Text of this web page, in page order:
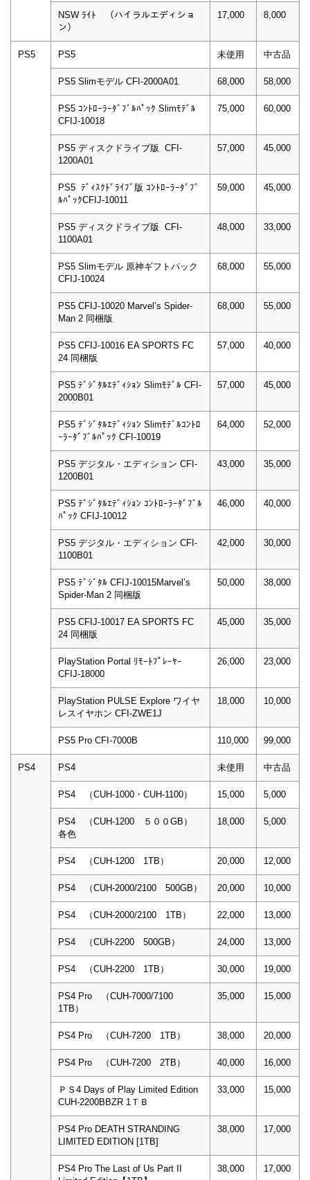
NSW ﾗｲﾄ （ハイラルエディショ
ン）
17,000 8,000
PS5 PS5 未使用 中古品
PS5 Slimモデル CFI-2000A01 68,000 58,000
PS5 ｺﾝﾄﾛｰﾗｰﾀﾞﾌﾞﾙﾊﾟｯｸ Slimﾓﾃﾞﾙ
CFIJ-10018
75,000 60,000
PS5 ディスクドライブ版 CFI-
1200A01
57,000 45,000
PS5 ﾃﾞｨｽｸﾄﾞﾗｲﾌﾞ版 ｺﾝﾄﾛｰﾗｰﾀﾞﾌﾞ
ﾙﾊﾟｯｸCFIJ-10011
59,000 45,000
PS5 ディスクドライブ版 CFI-
1100A01
48,000 33,000
PS5 Slimモデル 原神ギフトパック
CFIJ-10024
68,000 55,000
PS5 CFIJ-10020 Marvel’s Spider-
Man 2 同梱版
68,000 55,000
PS5 CFIJ-10016 EA SPORTS FC
24 同梱版
57,000 40,000
PS5 ﾃﾞｼﾞﾀﾙｴﾃﾞｨｼｮﾝ Slimﾓﾃﾞﾙ CFI-
2000B01
57,000 45,000
PS5 ﾃﾞｼﾞﾀﾙｴﾃﾞｨｼｮﾝ Slimﾓﾃﾞﾙｺﾝﾄﾛ
ｰﾗｰﾀﾞﾌﾞﾙﾊﾟｯｸ CFI-10019
64,000 52,000
PS5 デジタル・エディション CFI-
1200B01
43,000 35,000
PS5 ﾃﾞｼﾞﾀﾙｴﾃﾞｨｼｮﾝ ｺﾝﾄﾛｰﾗｰﾀﾞﾌﾞﾙ
ﾊﾟｯｸ CFIJ-10012
46,000 40,000
PS5 デジタル・エディション CFI-
1100B01
42,000 30,000
PS5 ﾃﾞｼﾞﾀﾙ CFIJ-10015Marvel’s
Spider-Man 2 同梱版
50,000 38,000
PS5 CFIJ-10017 EA SPORTS FC
24 同梱版
45,000 35,000
PlayStation Portal ﾘﾓｰﾄﾌﾟﾚｰﾔｰ
CFIJ-18000
26,000 23,000
PlayStation PULSE Explore ワイヤ
レスイヤホン CFI-ZWE1J
18,000 10,000
PS5 Pro CFI-7000B 110,000 99,000
PS4 PS4 未使用 中古品
PS4 （CUH-1000・CUH-1100） 15,000 5,000
PS4 （CUH-1200 ５００GB）
各色
18,000 5,000
PS4 （CUH-1200 1TB） 20,000 12,000
PS4 （CUH-2000/2100 500GB） 20,000 10,000
PS4 （CUH-2000/2100 1TB） 22,000 13,000
PS4 （CUH-2200 500GB） 24,000 13,000
PS4 （CUH-2200 1TB） 30,000 19,000
PS4 Pro （CUH-7000/7100
1TB）
35,000 15,000
PS4 Pro （CUH-7200 1TB） 38,000 20,000
PS4 Pro （CUH-7200 2TB） 40,000 16,000
ＰＳ4 Days of Play Limited Edition
CUH-2200BBZR 1ＴＢ
33,000 15,000
PS4 Pro DEATH STRANDING
LIMITED EDITION [1TB]
38,000 17,000
PS4 Pro The Last of Us Part II
38,000 17,000